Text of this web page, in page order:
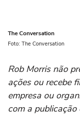
The Conversation
Foto: The Conversation
Rob Morris não
ações ou recebe
empresa ou
com a